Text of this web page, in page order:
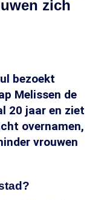
zich
bezoekt
Melissen de
20 jaar en ziet
overnamen,
vrouwen